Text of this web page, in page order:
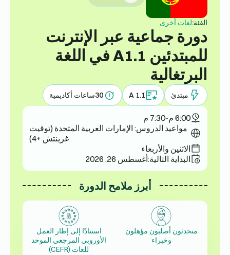
الفئة:لغات أخرى
دورة جماعية عبر الإنترنت
للمبتدئين A1.1 في اللغة
البرتغالية
مبتدئ A 1.1
30ساعات أكاديمية
6:00 م -7:30 م
مواعيد الدروس: الإمارات العربية المتحدة (توقيت
غرينتش +4)
الاثنين والأربعاء
البداية التالية:أغسطس 26, 2026
أبرز ملامح الدورة
متحدثون أصليون مؤهلون
وخبراء
استنادًا إلى إطار العمل
الأوروبي المرجعي الموحد
للغات (CEFR)